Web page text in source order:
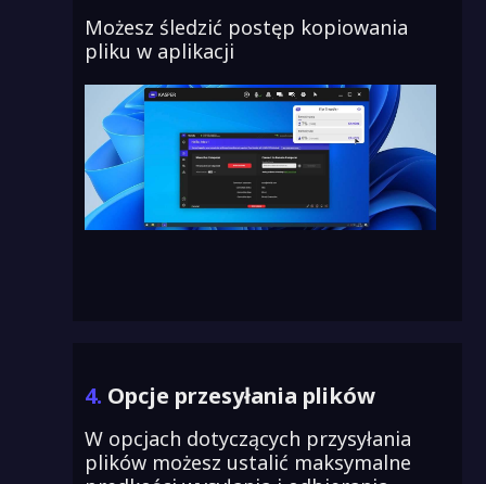
Możesz śledzić postęp kopiowania
pliku w aplikacji
4. Opcje przesyłania plików
W opcjach dotyczących przysyłania
plików możesz ustalić maksymalne